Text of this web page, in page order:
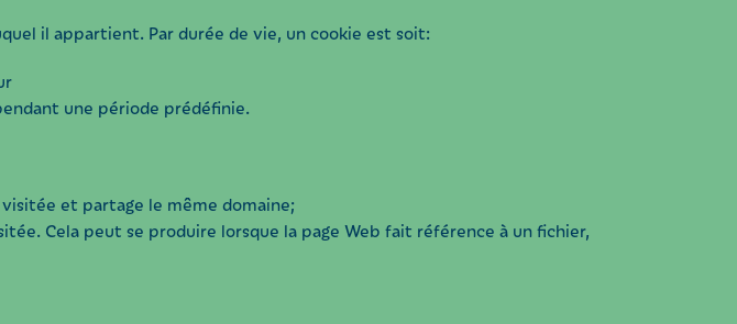
il appartient. Par durée de vie, un cookie est soit:
une période prédéfinie.
et partage le même domaine;
Cela peut se produire lorsque la page Web fait référence à un fichier,